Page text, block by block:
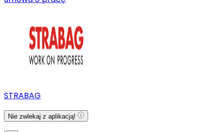
STRABAG
Nie zwlekaj z aplikacją!